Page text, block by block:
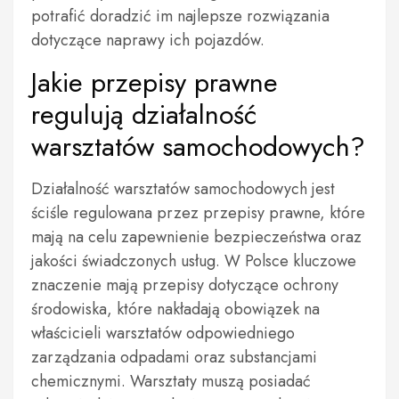
potrafić doradzić im najlepsze rozwiązania
dotyczące naprawy ich pojazdów.
Jakie przepisy prawne
regulują działalność
warsztatów samochodowych?
Działalność warsztatów samochodowych jest
ściśle regulowana przez przepisy prawne, które
mają na celu zapewnienie bezpieczeństwa oraz
jakości świadczonych usług. W Polsce kluczowe
znaczenie mają przepisy dotyczące ochrony
środowiska, które nakładają obowiązek na
właścicieli warsztatów odpowiedniego
zarządzania odpadami oraz substancjami
chemicznymi. Warsztaty muszą posiadać